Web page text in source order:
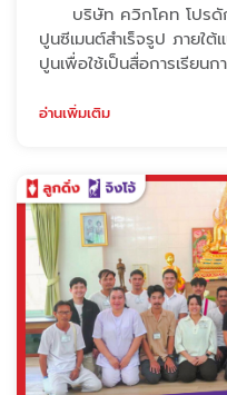
บริษัท ควิกโคท โปรดัก
ปูนซีเมนต์สำเร็จรูป ภายใ
ปูนเพื่อใช้เป็นสื่อการเรียน
ปูนลูกดิ่ง ปูนจิงโจ้ มุ่งมั่น
...
อ่านเพิ่มเติม